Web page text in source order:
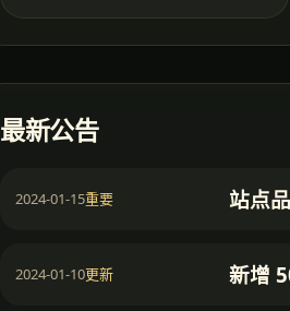
最新公告
2024-01-15重要 站点
2024-01-10更新 新增